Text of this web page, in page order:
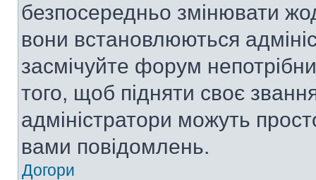
безпосередньо змінювати
вони встановлюються
засмічуйте форум
того, щоб підняти своє
адміністратори можуть
вами повідомлень.
Догори